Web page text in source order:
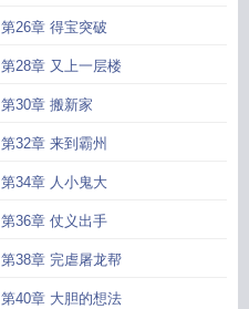
第26章 得宝突破
第28章 又上一层楼
第30章 搬新家
第32章 来到霸州
第34章 人小鬼大
第36章 仗义出手
第38章 完虐屠龙帮
第40章 大胆的想法